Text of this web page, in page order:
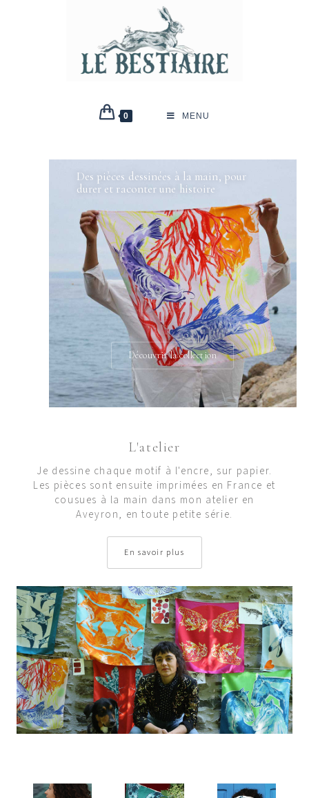
0 MENU
Des pièces dessinées à la main, pour
durer et raconter une histoire
Découvrir la collection
L'atelier
Je dessine chaque motif à l'encre, sur papier.
Les pièces sont ensuite imprimées en France et
cousues à la main dans mon atelier en
Aveyron, en toute petite série.
En savoir plus